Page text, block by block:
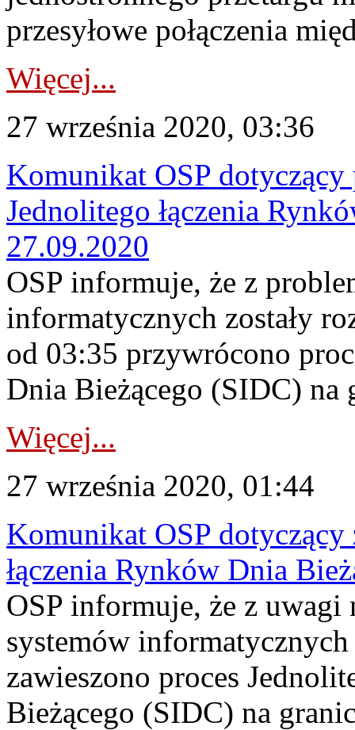
przesyłowe połączenia
Więcej...
27 września 2020, 03:36
Komunikat OSP
Jednolitego łączenia
27.09.2020
OSP informuje, że z
informatycznych zostały
od 03:35 przywrócono
Dnia Bieżącego (SIDC) na
Więcej...
27 września 2020, 01:44
Komunikat OSP dotyczący
łączenia Rynków Dnia
OSP informuje, że z uwagi
systemów
zawieszono proces
Bieżącego (SIDC) na